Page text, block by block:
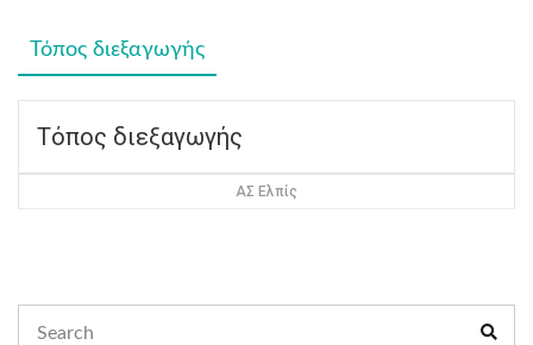
Τόπος διεξαγωγής
Τόπος διεξαγωγής
ΑΣ Ελπίς
for: